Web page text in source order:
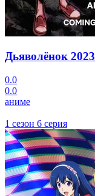
Дьяволёнок 2023
0.0
0.0
аниме
1 сезон 6 серия